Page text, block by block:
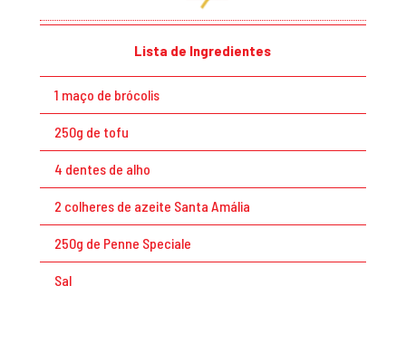
Lista de Ingredientes
1 maço de brócolis
250g de tofu
4 dentes de alho
2 colheres de azeite Santa Amália
250g de Penne Speciale
Sal